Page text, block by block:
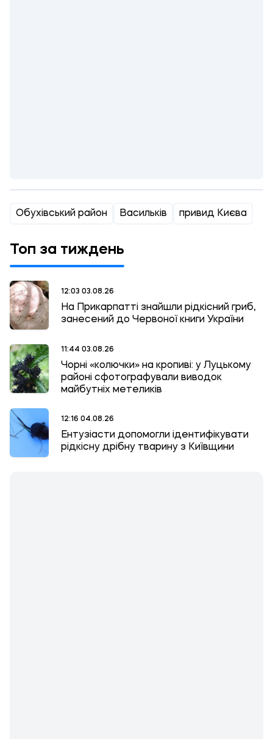
Обухівський район Васильків привид Києва
Топ за тиждень
12:03 03.08.26
На Прикарпатті знайшли рідкісний гриб,
занесений до Червоної книги України
11:44 03.08.26
Чорні «колючки» на кропиві: у Луцькому
районі сфотографували виводок
майбутніх метеликів
12:16 04.08.26
Ентузіасти допомогли ідентифікувати
рідкісну дрібну тварину з Київщини